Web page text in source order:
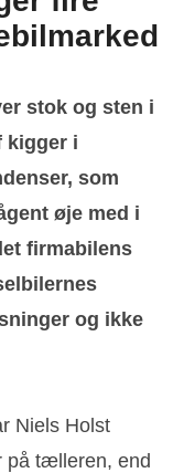
stok og sten i
kigger i
som
øje med i
firmabilens
og ikke
Niels Holst
på tælleren, end